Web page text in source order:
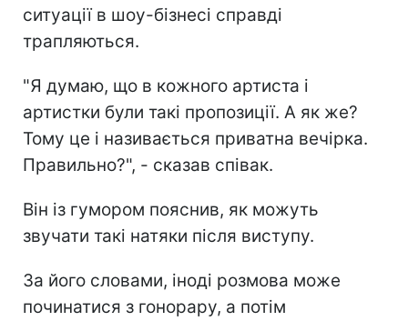
ситуації в шоу-бізнесі справді
трапляються.
"Я думаю, що в кожного артиста і
артистки були такі пропозиції. А як же?
Тому це і називається приватна вечірка.
Правильно?", - сказав співак.
Він із гумором пояснив, як можуть
звучати такі натяки після виступу.
За його словами, іноді розмова може
починатися з гонорару, а потім